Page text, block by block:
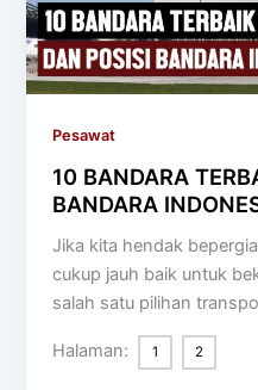
Pesawat
10 BANDARA
BANDARA
Jika kita hendak
cukup jauh baik untuk
salah satu pilihan
Halaman: 1 2